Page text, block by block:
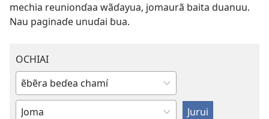
mechia reunionɗaa wãɗayua, jomaurã baita duanuu.
Nau paginaɗe unuɗai ɓua.
OCHIAI
Aɓa
jʉrʉs
Aɓa